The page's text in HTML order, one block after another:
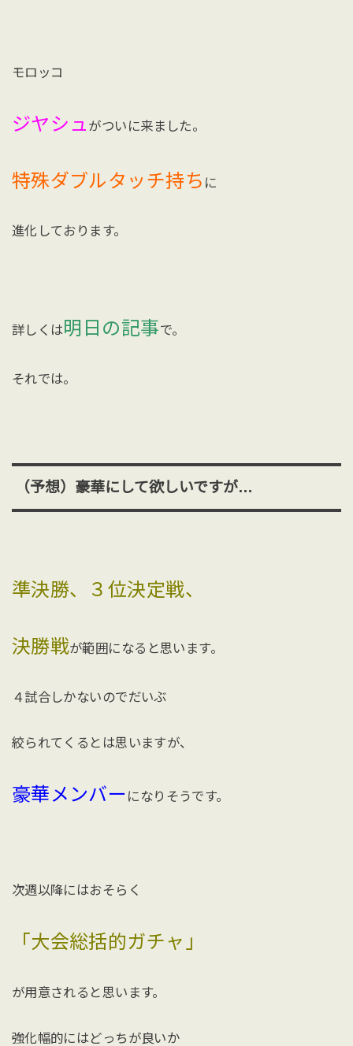
モロッコ
ジヤシュ がついに来ました。
特殊ダブルタッチ持ち に
進化しております。
詳しくは明日の記事で。
それでは。
（予想）豪華にして欲しいですが…
準決勝、３位決定戦、
決勝戦が範囲になると思います。
４試合しかないのでだいぶ
絞られてくるとは思いますが、
豪華メンバー になりそうです。
次週以降にはおそらく
「大会総括的ガチャ」
が用意されると思います。
強化幅的にはどっちが良いか